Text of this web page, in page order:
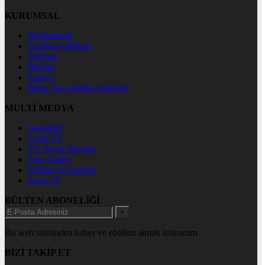
KURUMSAL
Hakkımızda
Gizlilik politikası
Sitemap
İletişim
Künye
Bafra Son Dakika Haberler
MULTİ MEDYA
Gazeteler
Canlı TV
TV Yayın Akışları
Foto Galeri
Nöbetçi Eczaneler
Kayıt Ol
BÜLTEN ABONELİĞİ
+
Bu web sitesinden haber ve ebülten almak istiyorum
BİZİ TAKİP ET